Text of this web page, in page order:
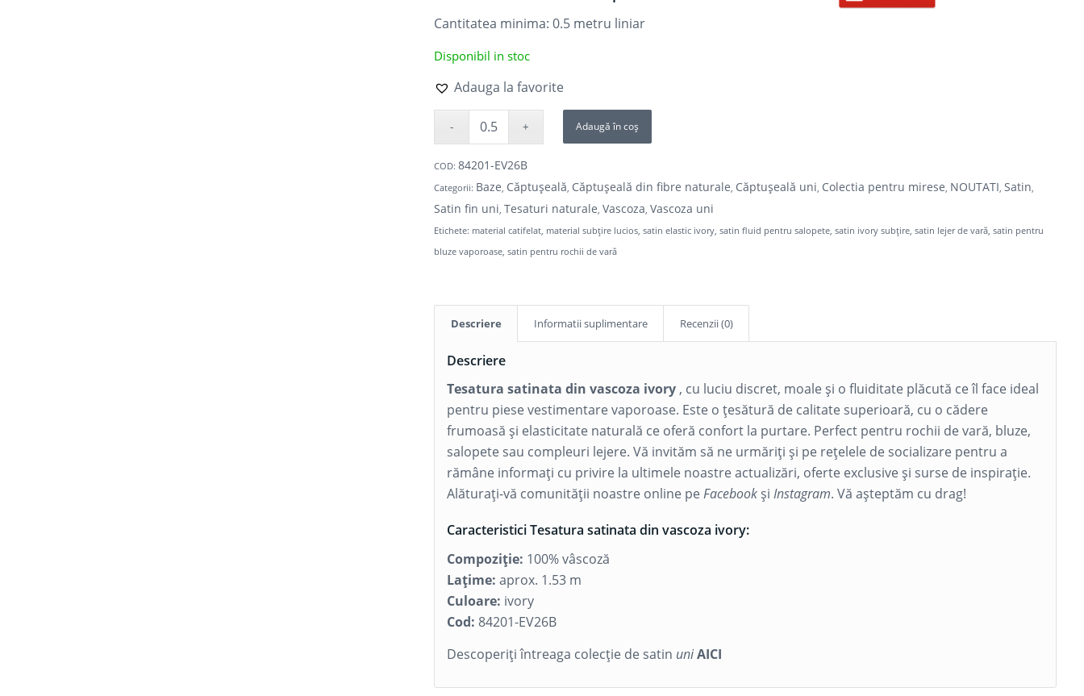
Cantitatea minima: 0.5 metru liniar
Disponibil in stoc
Adauga la favorite
Adaugă în coș
COD:84201-EV26B
Categorii: Baze Căptușeală Căptușeală din fibre naturale Căptușeală uni Colectia pentru mirese NOUTATI ,Satin
Satin fin uni ,Tesaturi naturale ,Vascoza ,Vascoza uni
Etichete: material catifelat material subțire lucios ,satin elastic ivory ,satin fluid pentru salopete ,satin ivory subțire ,satin lejer de vară ,satin pentru
bluze vaporoase ,satin pentru rochii de vară
Descriere Informatii suplimentare Recenzii (0)
Descriere
Tesatura satinata din vascoza ivory , cu luciu discret, moale și o fluiditate plăcută ce îl face ideal
pentru piese vestimentare vaporoase. Este o țesătură de calitate superioară, cu o cădere
frumoasă și elasticitate naturală ce oferă confort la purtare. Perfect pentru rochii de vară, bluze,
salopete sau compleuri lejere. Vă invităm să ne urmăriți și pe rețelele de socializare pentru a
rămâne informați cu privire la ultimele noastre actualizări, oferte exclusive și surse de inspirație.
Alăturați-vă comunității noastre online peFacebook șiInstagram. Vă așteptăm cu drag!
Caracteristici Tesatura satinata din vascoza ivory:
Compoziție: 100% vâscoză
Lațime:aprox. 1.53 m
Culoare: ivory
Cod: 84201-EV26B
Descoperiți întreaga colecție de satin uniAICI